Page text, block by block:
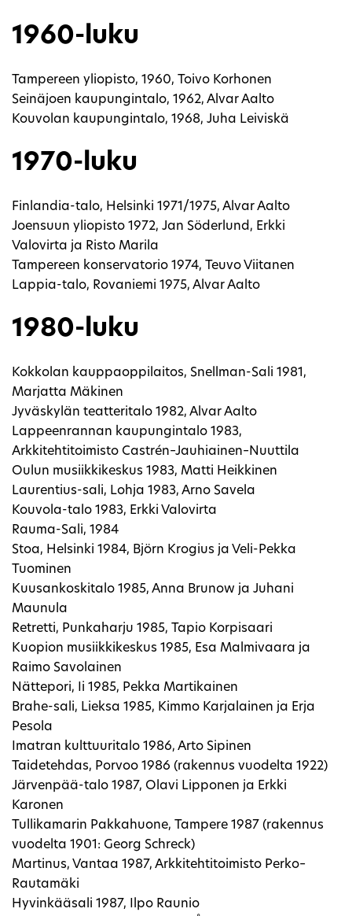
1960-luku
Tampereen yliopisto, 1960, Toivo Korhonen
Seinäjoen kaupungintalo, 1962, Alvar Aalto
Kouvolan kaupungintalo, 1968, Juha Leiviskä
1970-luku
Finlandia-talo, Helsinki 1971/1975, Alvar Aalto
Joensuun yliopisto 1972, Jan Söderlund, Erkki
Valovirta ja Risto Marila
Tampereen konservatorio 1974, Teuvo Viitanen
Lappia-talo, Rovaniemi 1975, Alvar Aalto
1980-luku
Kokkolan kauppaoppilaitos, Snellman-Sali 1981,
Marjatta Mäkinen
Jyväskylän teatteritalo 1982, Alvar Aalto
Lappeenrannan kaupungintalo 1983,
Arkkitehtitoimisto Castrén–Jauhiainen–Nuuttila
Oulun musiikkikeskus 1983, Matti Heikkinen
Laurentius-sali, Lohja 1983, Arno Savela
Kouvola-talo 1983, Erkki Valovirta
Rauma-Sali, 1984
Stoa, Helsinki 1984, Björn Krogius ja Veli-Pekka
Tuominen
Kuusankoskitalo 1985, Anna Brunow ja Juhani
Maunula
Retretti, Punkaharju 1985, Tapio Korpisaari
Kuopion musiikkikeskus 1985, Esa Malmivaara ja
Raimo Savolainen
Nättepori, Ii 1985, Pekka Martikainen
Brahe-sali, Lieksa 1985, Kimmo Karjalainen ja Erja
Pesola
Imatran kulttuuritalo 1986, Arto Sipinen
Taidetehdas, Porvoo 1986 (rakennus vuodelta 1922)
Järvenpää-talo 1987, Olavi Lipponen ja Erkki
Karonen
Tullikamarin Pakkahuone, Tampere 1987 (rakennus
vuodelta 1901: Georg Schreck)
Martinus, Vantaa 1987, Arkkitehtitoimisto Perko–
Rautamäki
Hyvinkääsali 1987, Ilpo Raunio